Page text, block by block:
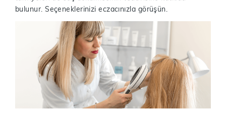
bulunur. Seçeneklerinizi eczacınızla görüşün.